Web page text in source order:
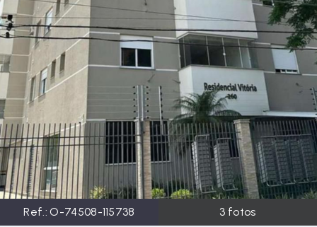
Ref.:O-74508-115738 3 fotos